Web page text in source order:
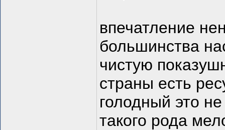
впечатление
большинства
чистую
страны есть
голодный это
такого рода